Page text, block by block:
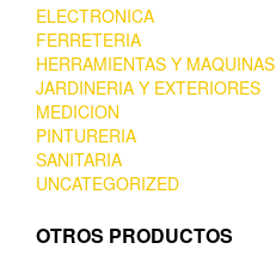
ELECTRONICA
FERRETERIA
HERRAMIENTAS Y MAQUINAS
JARDINERIA Y EXTERIORES
MEDICION
PINTURERIA
SANITARIA
UNCATEGORIZED
OTROS PRODUCTOS